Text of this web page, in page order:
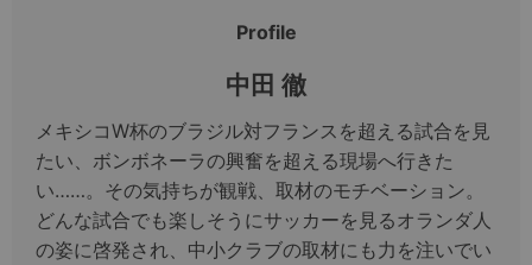
Profile
中田 徹
メキシコW杯のブラジル対フランスを超える試合を見
たい、ボンボネーラの興奮を超える現場へ行きた
い……。その気持ちが観戦、取材のモチベーション。
どんな試合でも楽しそうにサッカーを見るオランダ人
の姿に啓発され、中小クラブの取材にも力を注いでい